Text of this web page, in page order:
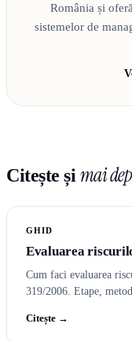
România și
sistemelor de
Citește și mai
GHID
Evaluarea
Cum faci evaluarea
319/2006. Etape,
Citește →